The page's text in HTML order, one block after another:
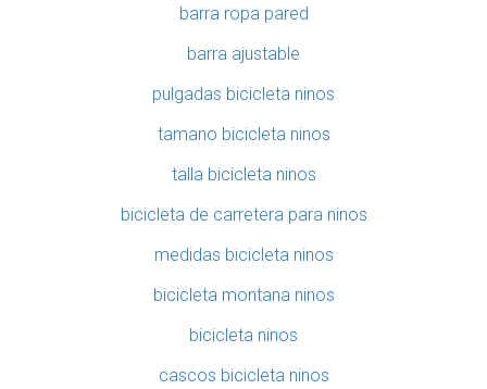
barra ropa pared
barra ajustable
pulgadas bicicleta ninos
tamano bicicleta ninos
talla bicicleta ninos
bicicleta de carretera para ninos
medidas bicicleta ninos
bicicleta montana ninos
bicicleta ninos
cascos bicicleta ninos